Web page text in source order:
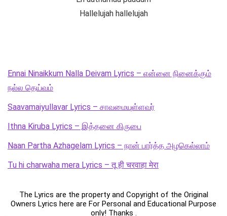
Hallelujah hallelujah
Ennai Ninaikkum Nalla Deivam Lyrics – என்னை நினைக்கும்
நல்ல தெய்வம்
Saavamaiyullavar Lyrics – சாவமையுள்ளவர்
Ithna Kiruba Lyrics – இத்தனை கிருபை
Naan Partha Azhagelam Lyrics – நான் பார்த்த அழகெல்லாம்
Tu hi charwaha mera Lyrics – तू ही चरवाहा मेरा
The Lyrics are the property and Copyright of the Original
Owners Lyrics here are For Personal and Educational Purpose
only! Thanks .